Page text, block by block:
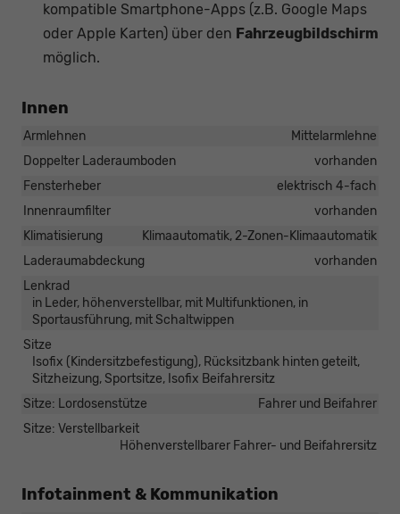
kompatible Smartphone-Apps (z.B. Google Maps
oder Apple Karten) über den Fahrzeugbildschirm
möglich.
Innen
Armlehnen
Mittelarmlehne
Doppelter Laderaumboden
vorhanden
Fensterheber
elektrisch 4-fach
Innenraumfilter
vorhanden
Klimatisierung
Klimaautomatik, 2-Zonen-Klimaautomatik
Laderaumabdeckung
vorhanden
Lenkrad
in Leder, höhenverstellbar, mit Multifunktionen, in
Sportausführung, mit Schaltwippen
Sitze
Isofix (Kindersitzbefestigung), Rücksitzbank hinten geteilt,
Sitzheizung, Sportsitze, Isofix Beifahrersitz
Sitze: Lordosenstütze
Fahrer und Beifahrer
Sitze: Verstellbarkeit
Höhenverstellbarer Fahrer- und Beifahrersitz
Infotainment & Kommunikation